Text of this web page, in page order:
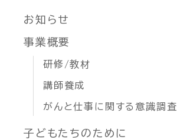
お知らせ
事業概要
研修/教材
講師養成
がんと仕事に関する意識調査
子どもたちのために